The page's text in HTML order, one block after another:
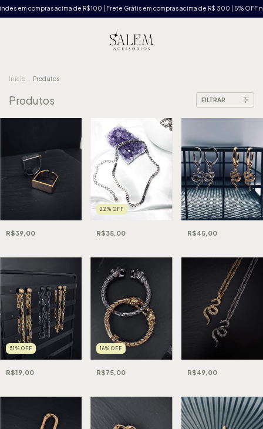
compras acima de R$100 | Frete Grátis em compras acima de R$ 300 | 5% OFF no Pix
Início Produtos
Produtos FILTRAR
R$39,00
22%OFF
R$35,00 R$45,00
51 % OFF
R$19,00
16%OFF
R$75,00 R$49,00